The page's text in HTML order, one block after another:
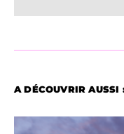
A DÉCOUVRIR AUSSI